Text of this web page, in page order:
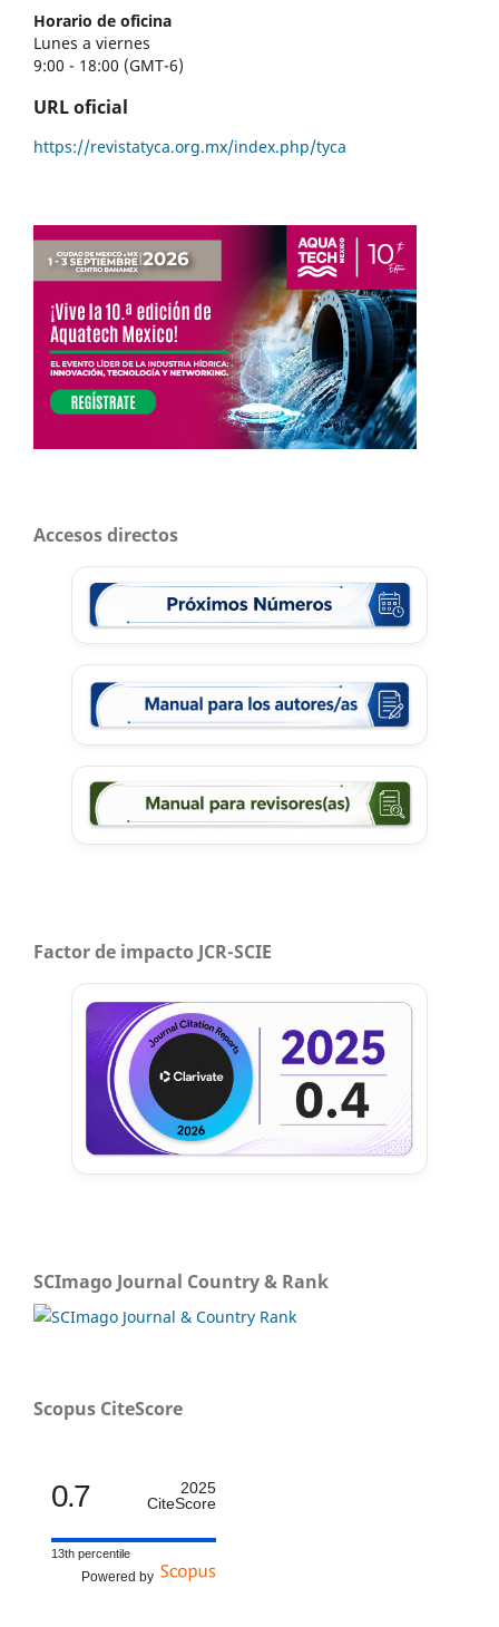
Horario de oficina
Lunes a viernes
9:00 - 18:00 (GMT-6)
URL oficial
https://revistatyca.org.mx/index.php/tyca
Accesos directos
Factor de impacto JCR-SCIE
SCImago Journal Country & Rank
Scopus CiteScore
0.7
2025
CiteScore
13th percentile
Powered by